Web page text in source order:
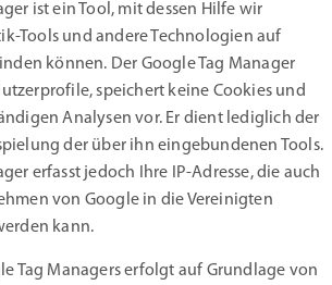
ist ein Tool, mit dessen Hilfe wir
Tools und andere Technologien auf
können. Der Google Tag Manager
speichert keine Cookies und
Analysen vor. Er dient lediglich der
der über ihn eingebundenen Tools.
erfasst jedoch Ihre IP-Adresse, die auch
von Google in die Vereinigten
kann.
Tag Managers erfolgt auf Grundlage von